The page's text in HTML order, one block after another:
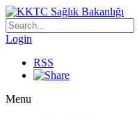
Login
RSS
Menu